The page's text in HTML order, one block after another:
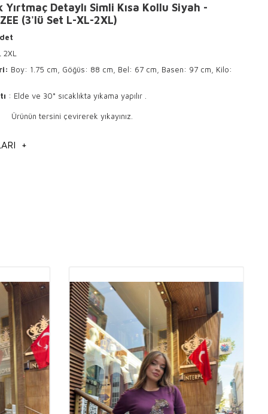
Yırtmaç Detaylı Simli Kısa Kollu Siyah -
(3'lü Set L-XL-2XL)
Boy: 1.75 cm, Göğüs: 88 cm, Bel: 67 cm, Basen: 97 cm, Kilo:
: Elde ve 30° sıcaklıkta yıkama yapılır .
çevirerek yıkayınız.
Kalitesinin Önemi
hem ürünün uzun ömürlü olması hem de giyildiğinde sağladığı
büyük önem taşır. Yüksek kaliteli trikolar, vücuda hoş bir şekilde
görünüm sağlar. Aynı zamanda, kaliteli trikolar yıkama sonrasında
korur, bu da onları uzun süreli kullanım için ideal
sahipleri için kaliteli trikolar, müşterilere memnuniyet garantisi
müşteri kitlesi oluşturmada önemli bir rol oynar.
%8 Elit Kumaş: Şıklık ve
Mükemmel Dengesi
+